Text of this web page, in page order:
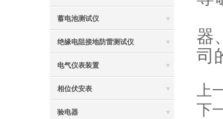
蓄电池测试仪
绝缘电阻接地防雷测试仪
电气仪表装置
相位伏安表
验电器
器
司
上
下